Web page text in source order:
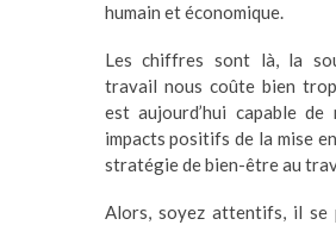
humain et économique.
Les chiffres sont là, la
travail nous coûte bien
est aujourd’hui capable de
impacts positifs de la mise
stratégie de bien-être au
Alors, soyez attentifs, il se